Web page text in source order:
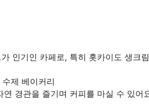
인기인 카페로, 특히 홋카이도 생크
제 베이커리
경관을 즐기며 커피를 마실 수 있어